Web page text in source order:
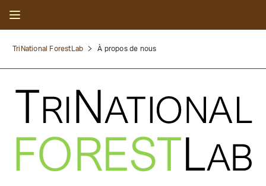
TriNational ForestLab À propos de nous